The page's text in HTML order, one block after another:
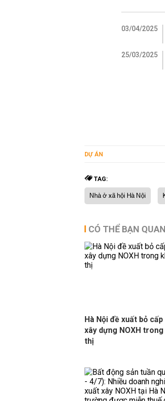
03/04/2025
25/03/2025
DỰ ÁN
TAG:
Nhà ở xã hội Hà Nội
CÓ THỂ BẠN
Hà Nội đề xuất bỏ
xây dựng NOXH
thị